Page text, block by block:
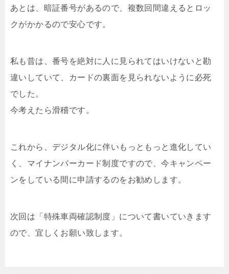
あとは、暗証番号があるので、複数回間違えるとロッ
クがかかるので安心です。
私も昔は、番号を絶対に人に見られてはいけないと勘
違いしていて、カードの裏面を見られないように必死
でした。
今考えたら滑稽です。
これから、デジタル化に伴いもっともっと進化してい
く、マイナンバーカード制度ですので、今キャンペー
ンをしている間に申請するのをお勧めします。
次回は「特殊車両確認制度」について書いていきます
ので、宜しくお願い致します。